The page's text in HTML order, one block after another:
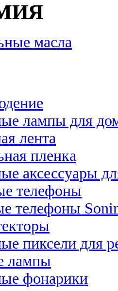
масла
лампы для
лента
пленка
аксессуары
телефоны
телефоны
пиксели для
лампы
фонарики